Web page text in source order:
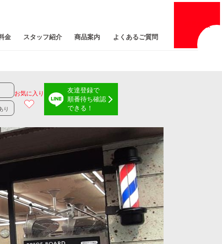
情報
金 スタッフ紹介 商品案内 よくあるご質問
り
お気に入り
友達登録で
順番待ち確認
できる！